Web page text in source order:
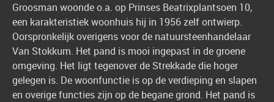
Groosman woonde o.a. op Prinses Beatrixplantsoen 10,
een karakteristiek woonhuis hij in 1956 zelf ontwierp.
Oorspronkelijk overigens voor de natuursteenhandelaar
Van Stokkum. Het pand is mooi ingepast in de groene
omgeving. Het ligt tegenover de Strekkade die hoger
gelegen is. De woonfunctie is op de verdieping en slapen
en overige functies zijn op de begane grond. Het pand is